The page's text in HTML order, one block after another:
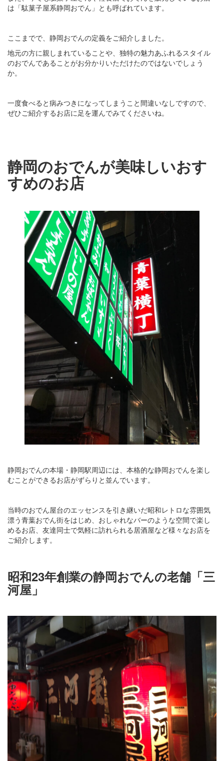
は「駄菓子屋系静岡おでん」とも呼ばれています。
ここまでで、静岡おでんの定義をご紹介しました。
地元の方に親しまれていることや、独特の魅力あふれるスタイル
のおでんであることがお分かりいただけたのではないでしょう
か。
一度食べると病みつきになってしまうこと間違いなしですので、
ぜひご紹介するお店に足を運んでみてくださいね。
静岡のおでんが美味しいおす
すめのお店
静岡おでんの本場・静岡駅周辺には、本格的な静岡おでんを楽し
むことができるお店がずらりと並んでいます。
当時のおでん屋台のエッセンスを引き継いだ昭和レトロな雰囲気
漂う青葉おでん街をはじめ、おしゃれなバーのような空間で楽し
めるお店、友達同士で気軽に訪れられる居酒屋など様々なお店を
ご紹介します。
昭和23年創業の静岡おでんの老舗「三
河屋」